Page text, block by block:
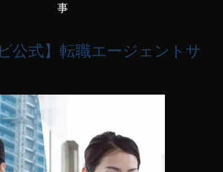
事
公式】転職エージェントサ